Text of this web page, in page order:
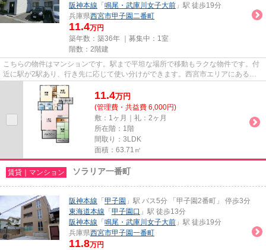
阪神本線 「 鳴尾・武庫川女子大前 」駅 徒歩19分
兵庫県西宮市甲子園二番町
11.4万円
築年数：築36年 ｜募集中： 1室
階数：2階建
こちらの物件はマンションです。駅まで平坦な場所で移動もラクな物件です。付
近に駅が2駅あり、行き先に応じて使い分けができます。西宮市エリアにある賃
貸情報のことなら、地域に密着...
11.4万円
(管理費・共益費 6,000円)
敷：1ヶ月｜礼：2ヶ月
所在階：1階
間取り：3LDK
面積：63.71㎡
賃貸｜マンション ソラリア一番町
阪神本線 「 甲子園 」駅 バス5分 「甲子園2番町」 停歩3分
東海道本線 「 甲子園口 」駅 徒歩13分
阪神本線 「 鳴尾・武庫川女子大前 」駅 徒歩19分
兵庫県西宮市甲子園一番町
11.8万円